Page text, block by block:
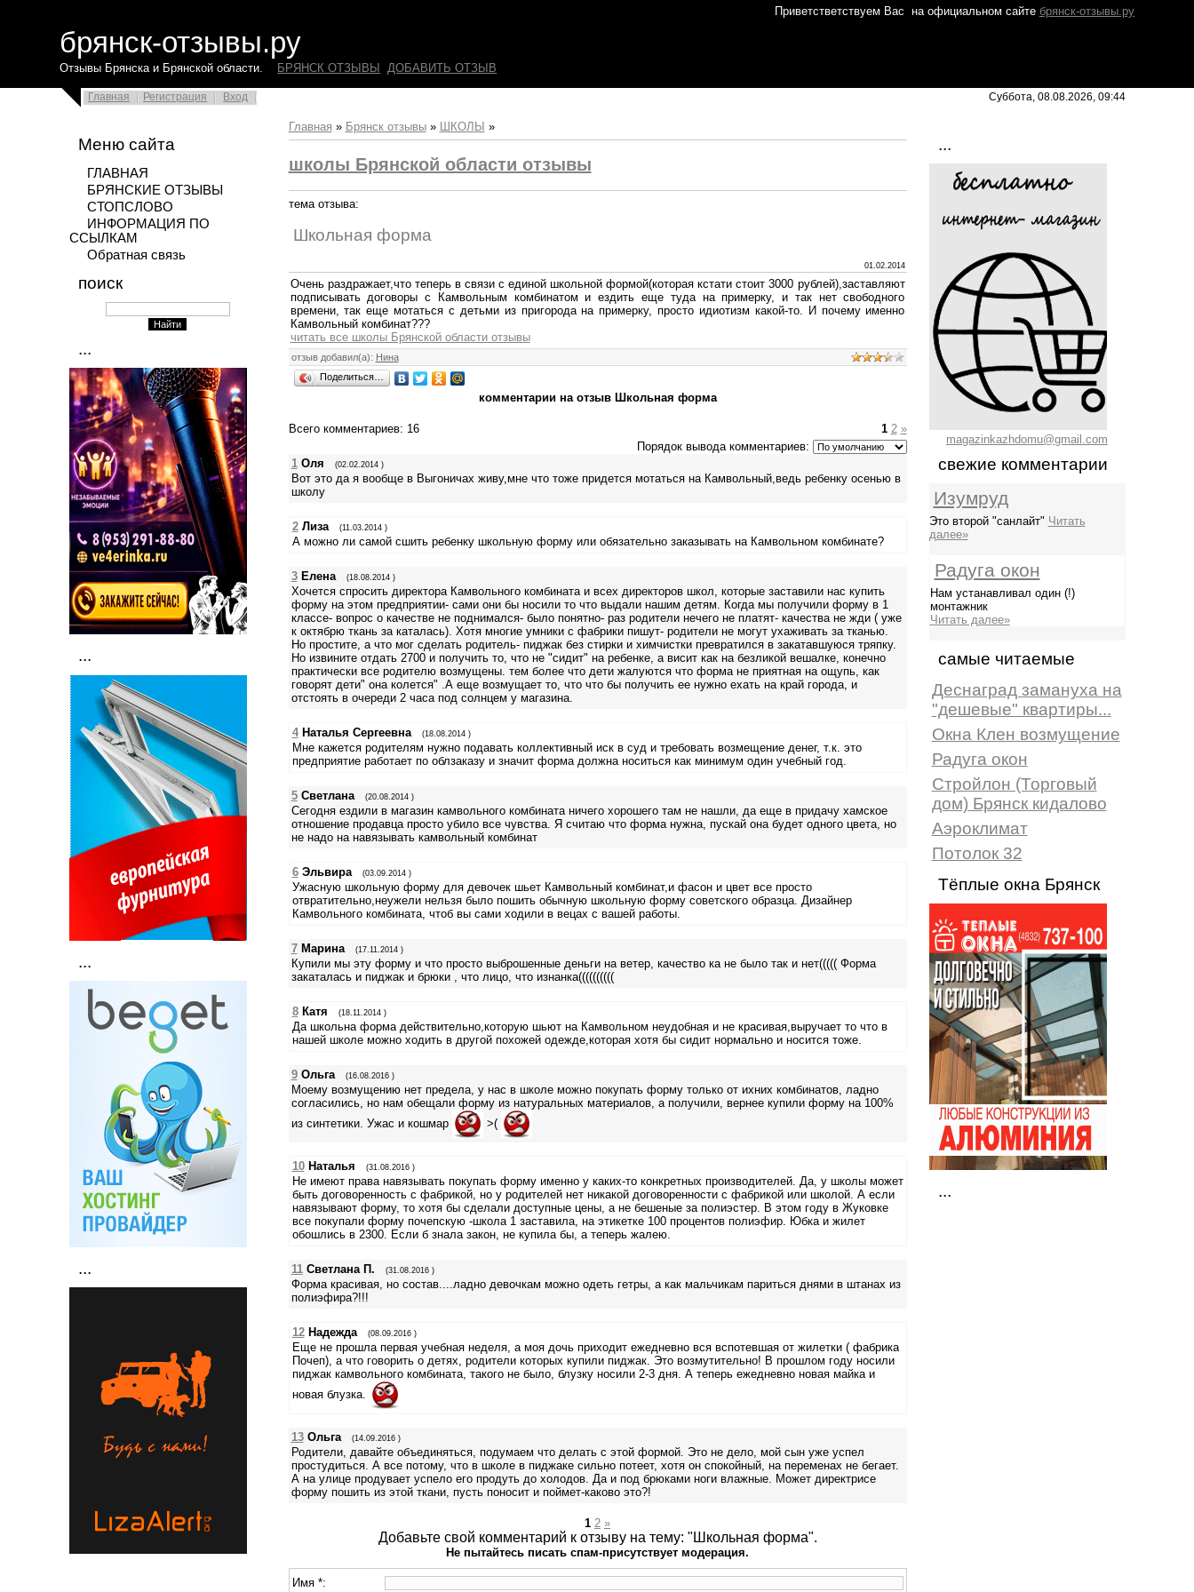
Приветстветствуем Вас на официальном сайте брянск-отзывы.ру
брянск-отзывы.ру
Отзывы Брянска и Брянской области. БРЯНСК ОТЗЫВЫ ДОБАВИТЬ ОТЗЫВ
Главная Регистрация Вход Суббота, 08.08.2026, 09:44
Меню сайта
ГЛАВНАЯ
БРЯНСКИЕ ОТЗЫВЫ
СТОПСЛОВО
ИНФОРМАЦИЯ ПО
ССЫЛКАМ
Обратная связь
поиск
...
...
...
...
Главная » Брянск отзывы» ШКОЛЫ »
школы Брянской области отзывы
тема отзыва:
Школьная форма
01.02.2014
Очень раздражает,что теперь в связи с единой школьной формой(которая кстати стоит 3000 рублей),заставляют
подписывать договоры с Камвольным комбинатом и ездить еще туда на примерку, и так нет свободного
времени, так еще мотаться с детьми из пригорода на примерку, просто идиотизм какой-то. И почему именно
Камвольный комбинат???
читать все школы Брянской области отзывы
отзыв добавил(а): Нина
Поделиться…
комментарии на отзыв Школьная форма
Всего комментариев: 16 1 2 »
Порядок вывода комментариев:
1 Оля (02.02.2014 )
Вот это да я вообще в Выгоничах живу,мне что тоже придется мотаться на Камвольный,ведь ребенку осенью в
школу
2 Лиза (11.03.2014 )
А можно ли самой сшить ребенку школьную форму или обязательно заказывать на Камвольном комбинате?
3 Елена (18.08.2014 )
Хочется спросить директора Камвольного комбината и всех директоров школ, которые заставили нас купить
форму на этом предприятии- сами они бы носили то что выдали нашим детям. Когда мы получили форму в 1
классе- вопрос о качестве не поднимался- было понятно- раз родители нечего не платят- качества не жди ( уже
к октябрю ткань за каталась). Хотя многие умники с фабрики пишут- родители не могут ухаживать за тканью.
Но простите, а что мог сделать родитель- пиджак без стирки и химчистки превратился в закатавшуюся тряпку.
Но извините отдать 2700 и получить то, что не "сидит" на ребенке, а висит как на безликой вешалке, конечно
практически все родителю возмущены. тем более что дети жалуются что форма не приятная на ощупь, как
говорят дети" она колется" .А еще возмущает то, что что бы получить ее нужно ехать на край города, и
отстоять в очереди 2 часа под солнцем у магазина.
4 Наталья Сергеевна (18.08.2014 )
Мне кажется родителям нужно подавать коллективный иск в суд и требовать возмещение денег, т.к. это
предприятие работает по облзаказу и значит форма должна носиться как минимум один учебный год.
5 Светлана (20.08.2014 )
Сегодня ездили в магазин камвольного комбината ничего хорошего там не нашли, да еще в придачу хамское
отношение продавца просто убило все чувства. Я считаю что форма нужна, пускай она будет одного цвета, но
не надо на навязывать камвольный комбинат
6 Эльвира (03.09.2014 )
Ужасную школьную форму для девочек шьет Камвольный комбинат,и фасон и цвет все просто
отвратительно,неужели нельзя было пошить обычную школьную форму советского образца. Дизайнер
Камвольного комбината, чтоб вы сами ходили в вецах с вашей работы.
7 Марина (17.11.2014 )
Купили мы эту форму и что просто выброшенные деньги на ветер, качество ка не было так и нет((((( Форма
закаталась и пиджак и брюки , что лицо, что изнанка((((((((((
8 Катя (18.11.2014 )
Да школьна форма действительно,которую шьют на Камвольном неудобная и не красивая,выручает то что в
нашей школе можно ходить в другой похожей одежде,которая хотя бы сидит нормально и носится тоже.
9 Ольга (16.08.2016 )
Моему возмущению нет предела, у нас в школе можно покупать форму только от ихних комбинатов, ладно
согласились, но нам обещали форму из натуральных материалов, а получили, вернее купили форму на 100%
из синтетики. Ужас и кошмар
>(
10 Наталья (31.08.2016 )
Не имеют права навязывать покупать форму именно у каких-то конкретных производителей. Да, у школы может
быть договоренность с фабрикой, но у родителей нет никакой договоренности с фабрикой или школой. А если
навязывают форму, то хотя бы сделали доступные цены, а не бешеные за полиэстер. В этом году в Жуковке
все покупали форму почепскую -школа 1 заставила, на этикетке 100 процентов полиэфир. Юбка и жилет
обошлись в 2300. Если б знала закон, не купила бы, а теперь жалею.
11 Светлана П. (31.08.2016 )
Форма красивая, но состав....ладно девочкам можно одеть гетры, а как мальчикам париться днями в штанах из
полиэфира?!!!
12 Надежда (08.09.2016 )
Еще не прошла первая учебная неделя, а моя дочь приходит ежедневно вся вспотевшая от жилетки ( фабрика
Почеп), а что говорить о детях, родители которых купили пиджак. Это возмутительно! В прошлом году носили
пиджак камвольного комбината, такого не было, блузку носили 2-3 дня. А теперь ежедневно новая майка и
новая блузка.
13 Ольга (14.09.2016 )
Родители, давайте объединяться, подумаем что делать с этой формой. Это не дело, мой сын уже успел
простудиться. А все потому, что в школе в пиджаке сильно потеет, хотя он спокойный, на переменах не бегает.
А на улице продувает успело его продуть до холодов. Да и под брюками ноги влажные. Может директрисе
форму пошить из этой ткани, пусть поносит и поймет-каково это?!
1 2 »
Добавьте свой комментарий к отзыву на тему: "Школьная форма".
Не пытайтесь писать спам-присутствует модерация.
Имя *:
...
magazinkazhdomu@gmail.com
свежие комментарии
Изумруд
Это второй "санлайт" Читать
далее»
Радуга окон
Нам устанавливал один (!)
монтажник
Читать далее»
самые читаемые
Деснаград замануха на
"дешевые" квартиры...
Окна Клен возмущение
Радуга окон
Стройлон (Торговый
дом) Брянск кидалово
Аэроклимат
Потолок 32
Тёплые окна Брянск
...